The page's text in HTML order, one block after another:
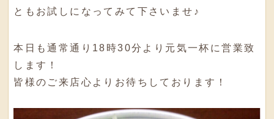
ともお試しになってみて下さいませ♪
本日も通常通り18時30分より元気一杯に営業致
します！
皆様のご来店心よりお待ちしております！